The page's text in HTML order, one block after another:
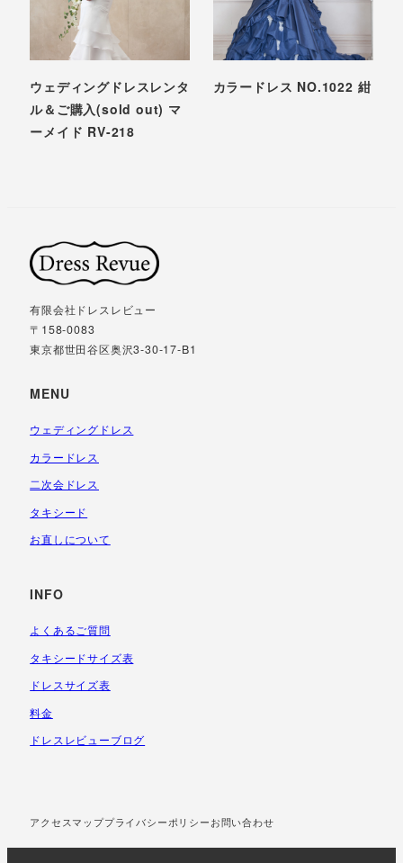
ウェディングドレスレンタ
ル＆ご購入(sold out) マ
ーメイド RV-218
カラードレス NO.1022 紺
有限会社ドレスレビュー
〒158-0083
東京都世田谷区奥沢3-30-17-B1
MENU
ウェディングドレス
カラードレス
二次会ドレス
タキシード
お直しについて
INFO
よくあるご質問
タキシードサイズ表
ドレスサイズ表
料金
ドレスレビューブログ
アクセスマッププライバシーポリシーお問い合わせ